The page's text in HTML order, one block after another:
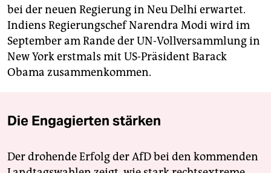
bei der neuen Regierung in Neu Delhi erwartet.
Indiens Regierungschef Narendra Modi wird im
September am Rande der UN-Vollversammlung in
New York erstmals mit US-Präsident Barack
Obama zusammenkommen.
Die Engagierten stärken
Der drohende Erfolg der AfD bei den kommenden